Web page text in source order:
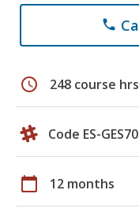
phone
schedule 248 course hrs
Code ES-
calendar_today 12 months